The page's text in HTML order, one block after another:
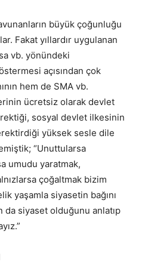
büyük çoğunluğu
Fakat yıllardır uygulanan
vb. yönündeki
açısından çok
hem de SMA vb.
ücretsiz olarak devlet
sosyal devlet ilkesinin
yüksek sesle dile
“Unuttularsa
umudu yaratmak,
çoğaltmak bizim
yaşamla siyasetin bağını
da siyaset olduğunu anlatıp